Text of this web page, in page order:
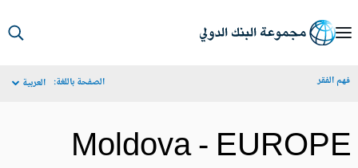
الفقر الصفحة باللغة: العربية
Moldova -